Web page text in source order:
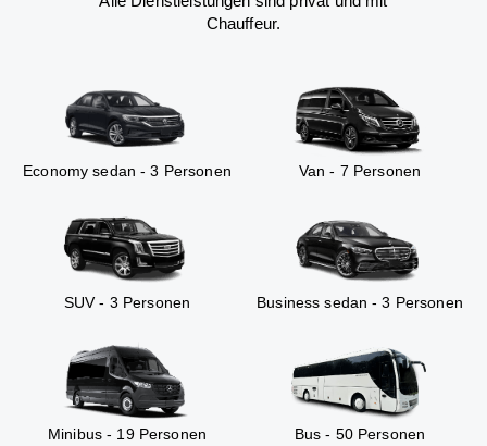
Chauffeur.
Economy sedan - 3 Personen Van - 7 Personen
SUV - 3 Personen Business sedan - 3 Personen
Minibus - 19 Personen Bus - 50 Personen